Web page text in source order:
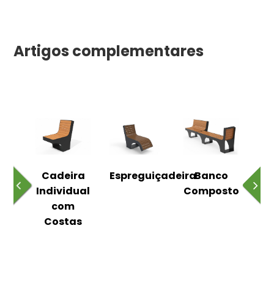
Artigos complementares
Cadeira
Individual
com
Costas
EspreguiçadeiraBanco
Composto